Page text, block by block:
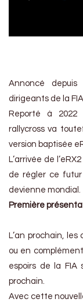
Annoncé
dirigeants de la
Reporté
à 2022
rallycross va
version baptisée
L’arrivée de
de régler ce futur
devienne mondial.
Première
L’an prochain,
ou en
espoirs de la FIA
prochain.
Avec cette